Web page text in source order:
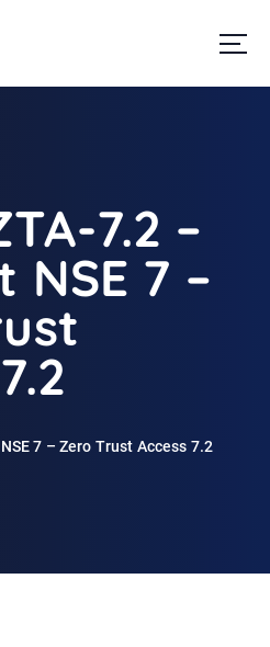
7.2 –
7 –
7 – Zero Trust Access 7.2